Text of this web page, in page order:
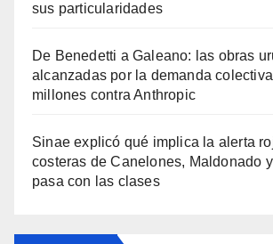
sus particularidades
De Benedetti a Galeano: las obras
alcanzadas por la demanda
millones contra Anthropic
Sinae explicó qué implica la alerta
costeras de Canelones, Maldonado
pasa con las clases